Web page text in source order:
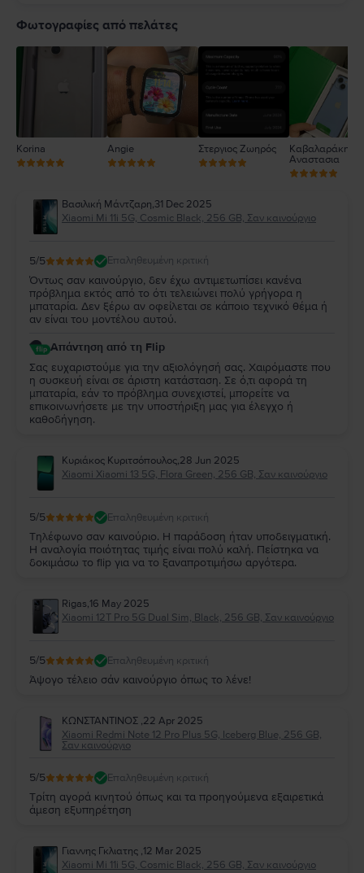
4
2
1
Φωτογραφίες από πελάτες
Korina Angie Στεργιος Ζωηρός
Καβαλαράκη
Αναστασια
Βασιλική Μάντζαρη,31 Dec 2025
Xiaomi Mi 11i 5G, Cosmic Black, 256 GB, Σαν καινούργιο
5/5 Επαληθευμένη κριτική
Όντως σαν καινούργιο, δεν έχω αντιμετωπίσει κανένα
πρόβλημα εκτός από το ότι τελειώνει πολύ γρήγορα η
μπαταρία. Δεν ξέρω αν οφείλεται σε κάποιο τεχνικό θέμα ή
αν είναι του μοντέλου αυτού.
Απάντηση από τη Flip
Σας ευχαριστούμε για την αξιολόγησή σας. Χαιρόμαστε που
η συσκευή είναι σε άριστη κατάσταση. Σε ό,τι αφορά τη
μπαταρία, εάν το πρόβλημα συνεχιστεί, μπορείτε να
επικοινωνήσετε με την υποστήριξη μας για έλεγχο ή
καθοδήγηση.
Κυριάκος Κυριτσόπουλος,28 Jun 2025
Xiaomi Xiaomi 13 5G, Flora Green, 256 GB, Σαν καινούργιο
5/5 Επαληθευμένη κριτική
Τηλέφωνο σαν καινούριο. Η παράδοση ήταν υποδειγματική.
Η αναλογία ποιότητας τιμής είναι πολύ καλή. Πείστηκα να
δοκιμάσω το flip για να το ξαναπροτιμήσω αργότερα.
Rigas,16 May 2025
Xiaomi 12T Pro 5G Dual Sim, Black, 256 GB, Σαν καινούργιο
5/5 Επαληθευμένη κριτική
Άψογο τέλειο σάν καινούργιο όπως το λένε!
ΚΩΝΣΤΑΝΤΙΝΟΣ ,22 Apr 2025
Xiaomi Redmi Note 12 Pro Plus 5G, Iceberg Blue, 256 GB,
Σαν καινούργιο
5/5 Επαληθευμένη κριτική
Τρίτη αγορά κινητού όπως και τα προηγούμενα εξαιρετικά
άμεση εξυπηρέτηση
Γιαννης Γκλιατης ,12 Mar 2025
Xiaomi Mi 11i 5G, Cosmic Black, 256 GB, Σαν καινούργιο